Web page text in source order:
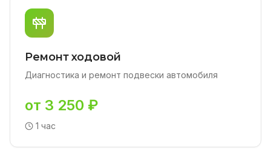
Ремонт ходовой
Диагностика и ремонт подвески автомобиля
от 3 250 ₽
1 час